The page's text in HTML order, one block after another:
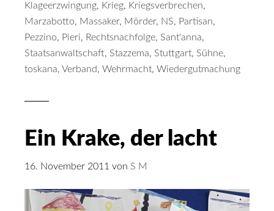
Klageerzwingung, Krieg, Kriegsverbrechen,
Marzabotto, Massaker, Mörder, NS, Partisan,
Pezzino, Pieri, Rechtsnachfolge, Sant'anna,
Staatsanwaltschaft, Stazzema, Stuttgart, Sühne,
toskana, Verband, Wehrmacht, Wiedergutmachung
Ein Krake, der lacht
16. November 2011 von S M